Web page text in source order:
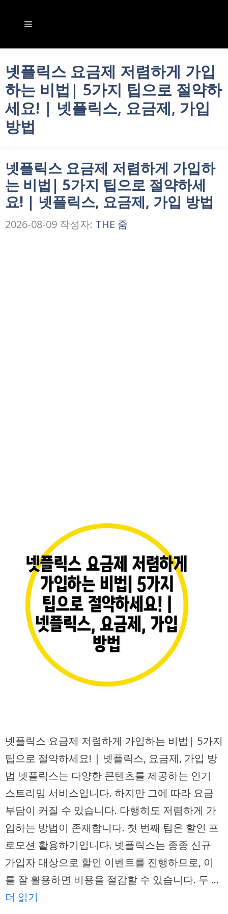
건
너
뛰
기
메
뉴
넷플릭스 요금제 저렴하게 가입
하는 비법| 5가지 팁으로 절약하
세요! | 넷플릭스, 요금제, 가입
방법
넷플릭스 요금제 저렴하게 가입하
는 비법| 5가지 팁으로 절약하세
요! | 넷플릭스, 요금제, 가입 방법
2026-08-09 작성자: THE 줌
넷플릭스 요금제 저렴하게 가입하는 비법| 5가지
팁으로 절약하세요! | 넷플릭스, 요금제, 가입 방
법 넷플릭스는 다양한 콘텐츠를 제공하는 인기
스트리밍 서비스입니다. 하지만 그에 따라 요금
부담이 커질 수 있습니다. 다행히도 저렴하게 가
입하는 방법이 존재합니다. 첫 번째 팁은 할인 프
로모션 활용하기입니다. 넷플릭스는 종종 신규
가입자 대상으로 할인 이벤트를 진행하므로, 이
를 잘 활용하면 비용을 절감할 수 있습니다. 두 …
더 읽기